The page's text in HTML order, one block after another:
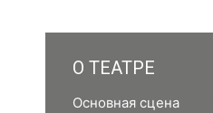
О ТЕАТРЕ
Основная сцена